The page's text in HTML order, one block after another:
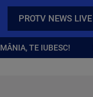
PROTV NEWS LIVE
TE IUBESC!